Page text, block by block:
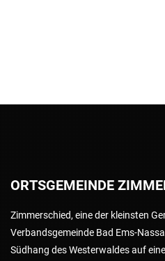
Stadtmuseum Bad
Stadtbibliothek in
Volkshochschule
News & Infos
ORTSGEMEINDE
Zimmerschied, eine der kleinsten
Verbandsgemeinde Bad Ems-
Südhang des Westerwaldes auf